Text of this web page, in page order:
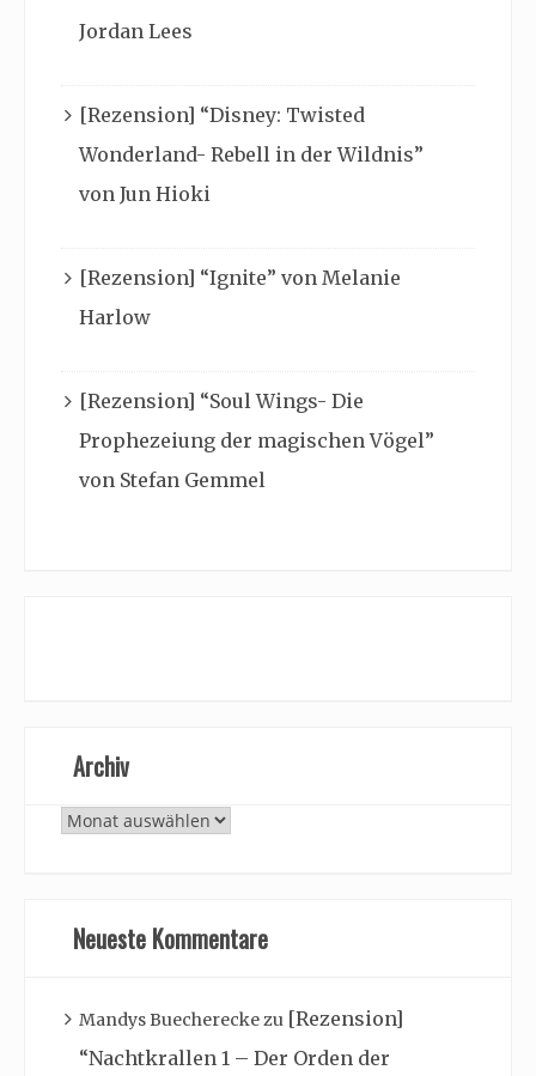
Jordan Lees
[Rezension] “Disney: Twisted
Wonderland- Rebell in der Wildnis”
von Jun Hioki
[Rezension] “Ignite” von Melanie
Harlow
[Rezension] “Soul Wings- Die
Prophezeiung der magischen Vögel”
von Stefan Gemmel
Archiv
Archiv
Neueste Kommentare
Mandys Buechereckezu [Rezension]
“Nachtkrallen 1 – Der Orden der